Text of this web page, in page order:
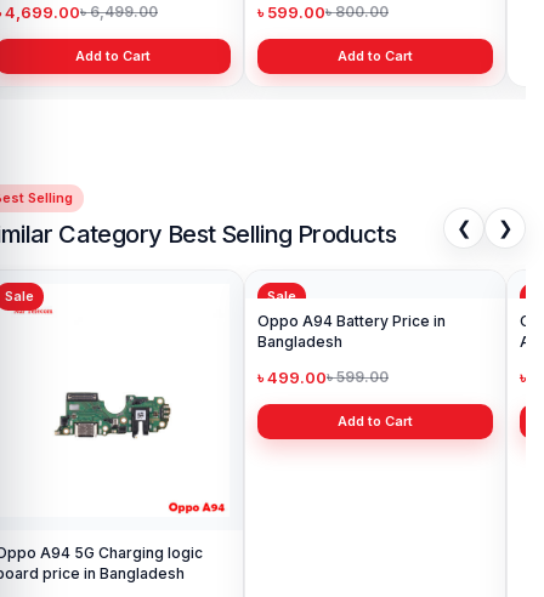
4,699.00৳ 6,499.00
Add to Cart
৳ 599.00৳ 800.00
Add to Cart
Selling
Category Best Selling Products ❮ ❯
Sale
A94 5G Charging logic
price in Bangladesh
Sale